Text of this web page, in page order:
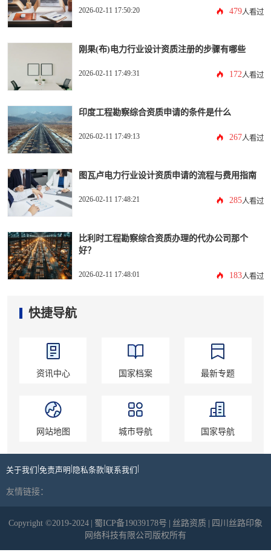
2026-02-11 17:50:20 479人看过
刚果(布)电力行业设计资质注册的步骤有哪些
2026-02-11 17:49:31 172 人看过
印度工程勘察综合资质申请的条件是什么
2026-02-11 17:49:13 267人看过
图瓦卢电力行业设计资质申请的流程与费用指南
2026-02-11 17:48:21 285人看过
比利时工程勘察综合资质办理的代办公司那个
好？
2026-02-11 17:48:01 183人看过
快捷导航
资讯中心 国家档案 最新专题
网站地图 城市导航 国家导航
关于我们 |免责声明 | 隐私条款|联系我们 |
友情链接：
Copyright ©2019-2024 | 蜀ICP备19039178号 | 丝路资质 | 四川丝路印象
网络科技有限公司版权所有